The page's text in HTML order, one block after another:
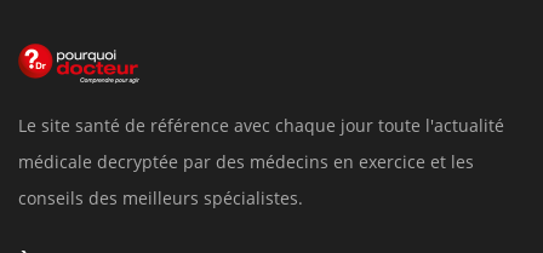
Le site santé de référence avec chaque jour toute l'actualité
médicale decryptée par des médecins en exercice et les
conseils des meilleurs spécialistes.